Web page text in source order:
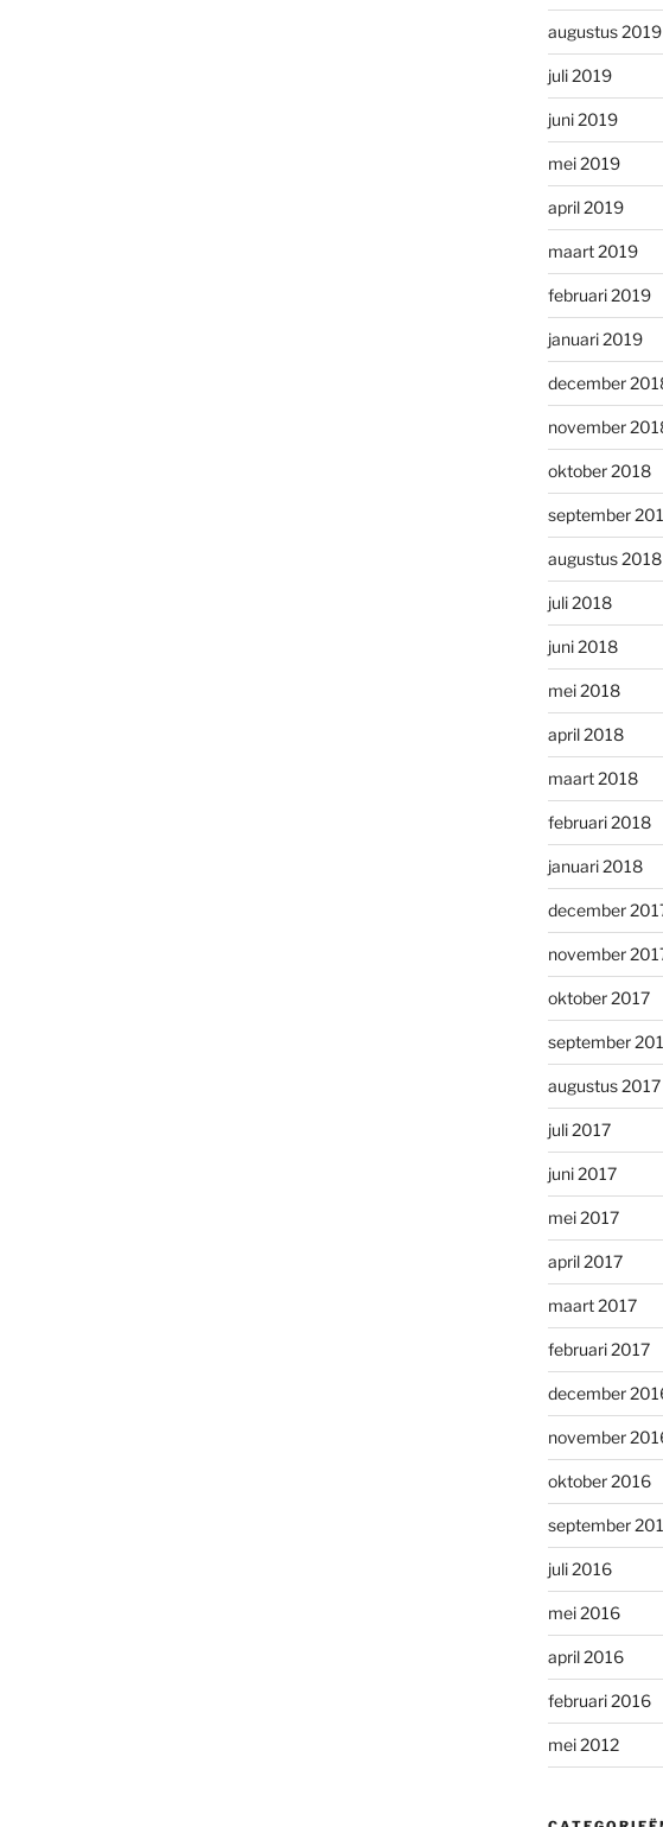
augustus 2019
juli 2019
juni 2019
mei 2019
april 2019
maart 2019
februari 2019
januari 2019
december
november
oktober 2018
september
augustus 2018
juli 2018
juni 2018
mei 2018
april 2018
maart 2018
februari 2018
januari 2018
december
november
oktober 2017
september
augustus 2017
juli 2017
juni 2017
mei 2017
april 2017
maart 2017
februari 2017
december
november
oktober 2016
september
juli 2016
mei 2016
april 2016
februari 2016
mei 2012